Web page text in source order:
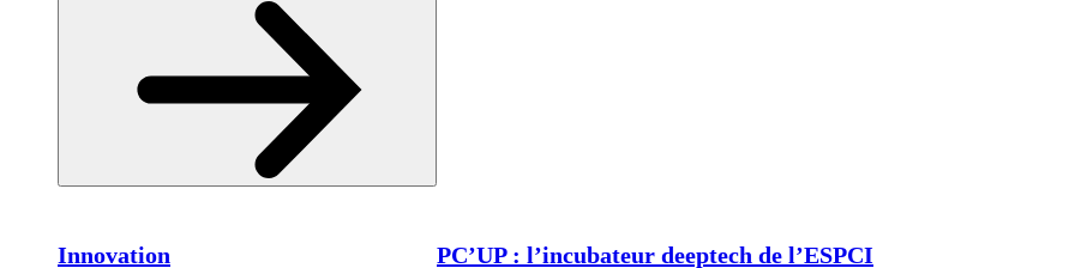
Innovation PC’UP : l’incubateur deeptech de l’ESPCI